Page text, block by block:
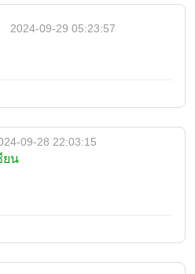
2024-09-29 05:23:57
09-28 22:03:15
ยน